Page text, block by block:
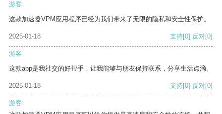
游客
这款加速器VPM应用程序已经为我们带来了无限的隐私和安全性保护。
2025-01-18 支持[0] 反对[0]
游客
这款app是我社交的好帮手，让我能够与朋友保持联系，分享生活点滴。
2025-01-18 支持[0] 反对[0]
游客